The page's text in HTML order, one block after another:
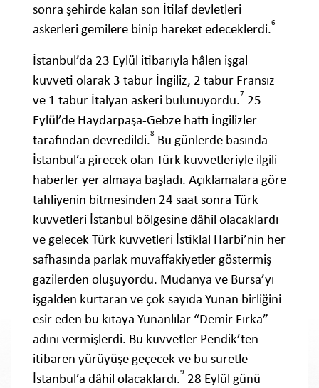
sonra şehirde kalan son İtilaf devletleri
askerleri gemilere binip hareket edeceklerdi.6
İstanbul’da 23 Eylül itibarıyla hâlen işgal
kuvveti olarak 3 tabur İngiliz, 2 tabur Fransız
ve 1 tabur İtalyan askeri bulunuyordu.7 25
Eylül’de Haydarpaşa-Gebze hattı İngilizler
tarafından devredildi.8 Bu günlerde basında
İstanbul’a girecek olan Türk kuvvetleriyle ilgili
haberler yer almaya başladı. Açıklamalara göre
tahliyenin bitmesinden 24 saat sonra Türk
kuvvetleri İstanbul bölgesine dâhil olacaklardı
ve gelecek Türk kuvvetleri İstiklal Harbi’nin her
safhasında parlak muvaffakiyetler göstermiş
gazilerden oluşuyordu. Mudanya ve Bursa’yı
işgalden kurtaran ve çok sayıda Yunan birliğini
esir eden bu kıtaya Yunanlılar “Demir Fırka”
adını vermişlerdi. Bu kuvvetler Pendik’ten
itibaren yürüyüşe geçecek ve bu suretle
İstanbul’a dâhil olacaklardı.9 28 Eylül günü